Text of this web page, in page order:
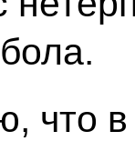
что